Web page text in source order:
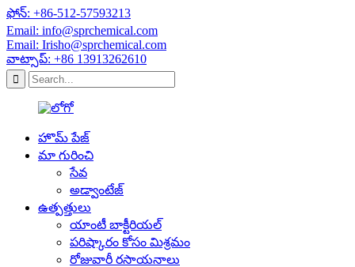
ఫోన్: +86-512-57593213
Email: info@sprchemical.com
Email: Irisho@sprchemical.com
వాట్సాప్: +86 13913262610
హొమ్ పేజ్
మా గురించి
సేవ
అడ్వాంటేజ్
ఉత్పత్తులు
యాంటీ బాక్టీరియల్
పరిష్కారం కోసం మిశ్రమం
రోజువారీ రసాయనాలు